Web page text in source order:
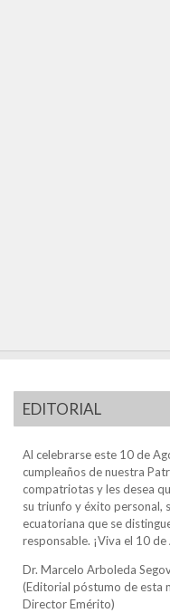
EDITORIAL
Al celebrarse este 10 de
cumpleaños de nuestra
compatriotas y les desea
su triunfo y éxito personal,
ecuatoriana que se
responsable. ¡Viva el 10
Dr. Marcelo Arboleda
(Editorial póstumo de esta
Director Emérito)